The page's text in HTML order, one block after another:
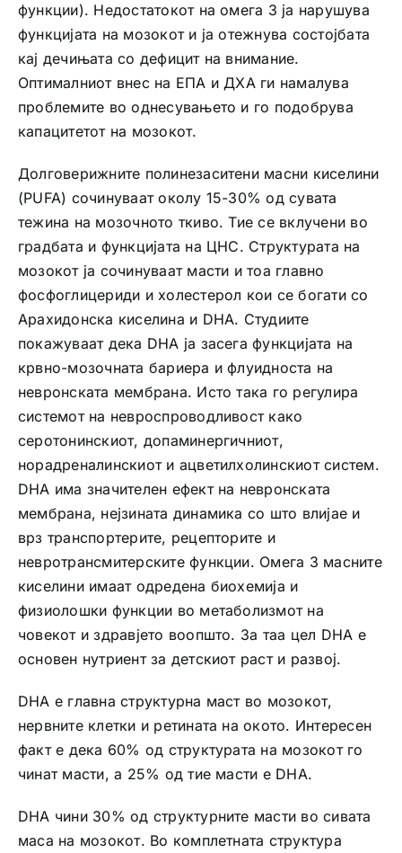
функции). Недостатокот на омега 3 ја нарушува
функцијата на мозокот и ја отежнува состојбата
кај дечињата со дефицит на внимание.
Оптималниот внес на EПA и ДХА ги намалува
проблемите во однесувањето и го подобрува
капацитетот на мозокот.
Долговерижните полинезаситени масни киселини
(PUFA) сочинуваат околу 15-30% од сувата
тежина на мозочното ткиво. Тие се вклучени во
градбата и функцијата на ЦНС. Структурата на
мозокот ја сочинуваат масти и тоа главно
фосфоглицериди и холестерол кои се богати со
Арахидонска киселина и DHA. Студиите
покажуваат дека DHA ја засега функцијата на
крвно-мозочната бариера и флуидноста на
невронската мембрана. Исто така го регулира
системот на невроспроводливост како
серотонинскиот, допаминергичниот,
норадреналинскиот и ацветилхолинскиот систем.
DHA има значителен ефект на невронската
мембрана, нејзината динамика со што влијае и
врз транспортерите, рецепторите и
невротрансмитерските функции. Омега 3 масните
киселини имаат одредена биохемија и
физиолошки функции во метаболизмот на
човекот и здравјето воопшто. За таа цел DHA е
основен нутриент за детскиот раст и развој.
DHA е главна структурна маст во мозокот,
нервните клетки и ретината на окото. Интересен
факт е дека 60% од структурата на мозокот го
чинат масти, а 25% од тие масти е DHA.
DHA чини 30% од структурните масти во сивата
маса на мозокот. Во комплетната структура